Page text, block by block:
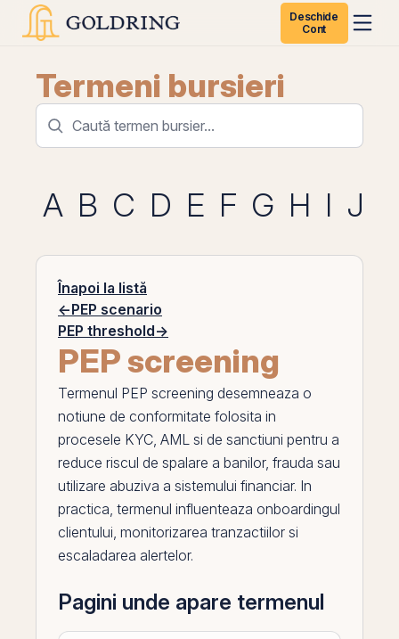
Deschide
Cont
Termeni bursieri
A B C D E F G H I J
Înapoi la listă
←PEP scenario
PEP threshold→
PEP screening
Termenul PEP screening desemneaza o
notiune de conformitate folosita in
procesele KYC, AML si de sanctiuni pentru a
reduce riscul de spalare a banilor, frauda sau
utilizare abuziva a sistemului financiar. In
practica, termenul influenteaza onboardingul
clientului, monitorizarea tranzactiilor si
escaladarea alertelor.
Pagini unde apare termenul